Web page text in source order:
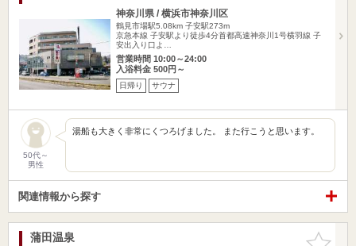
神奈川県 / 横浜市神奈川区
鶴見市場駅5.08km 子安駅273m
京急本線 子安駅より徒歩4分首都高速神奈川1号横羽線 子
安出入り口よ…
営業時間 10:00～24:00
入浴料金 500円～
日帰り サウナ
50代～
男性
湯船も大きく非常にくつろげました。 また行こうと思います。
関連情報から探す
お気に入
蒲田温泉